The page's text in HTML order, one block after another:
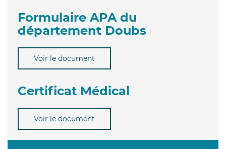
Formulaire APA du
département Doubs
Voir le document
Certificat Médical
Voir le document